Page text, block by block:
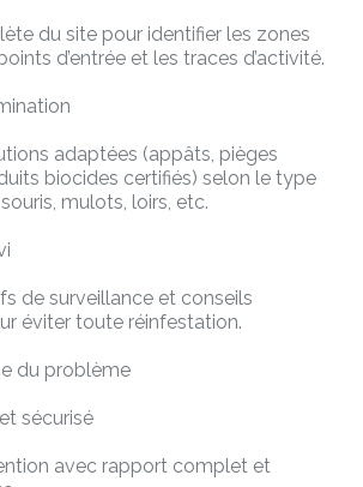
du site pour identifier les zones
d’entrée et les traces d’activité.
adaptées (appâts, pièges
biocides certifiés) selon le type
mulots, loirs, etc.
de surveillance et conseils
éviter toute réinfestation.
du problème
sécurisé
avec rapport complet et